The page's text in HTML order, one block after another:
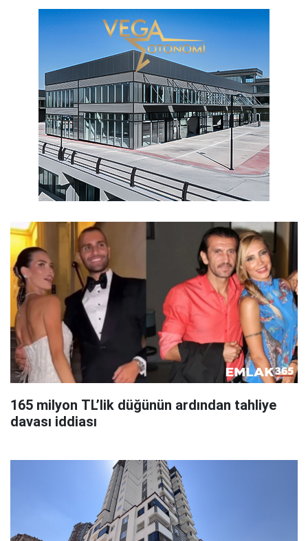
165 milyon TL’lik düğünün ardından tahliye
davası iddiası